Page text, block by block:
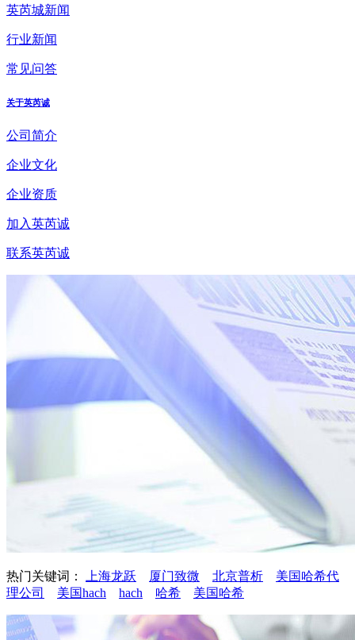
英芮城新闻
行业新闻
常见问答
关于英芮诚
公司简介
企业文化
企业资质
加入英芮诚
联系英芮诚
热门关键词： 上海龙跃 厦门致微 北京普析
美国哈希代
理公司
美国hach hach 哈希 美国哈希